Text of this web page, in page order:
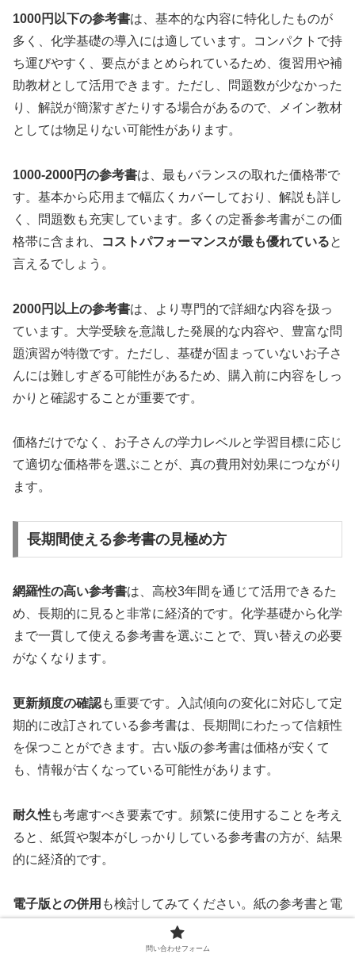
1000円以下の参考書は、基本的な内容に特化したものが
多く、化学基礎の導入には適しています。コンパクトで持
ち運びやすく、要点がまとめられているため、復習用や補
助教材として活用できます。ただし、問題数が少なかった
り、解説が簡潔すぎたりする場合があるので、メイン教材
としては物足りない可能性があります。
1000-2000円の参考書は、最もバランスの取れた価格帯で
す。基本から応用まで幅広くカバーしており、解説も詳し
く、問題数も充実しています。多くの定番参考書がこの価
格帯に含まれ、
コストパフォーマンスが最も優れていると
言えるでしょう。
2000円以上の参考書は、より専門的で詳細な内容を扱っ
ています。大学受験を意識した発展的な内容や、豊富な問
題演習が特徴です。ただし、基礎が固まっていないお子さ
んには難しすぎる可能性があるため、購入前に内容をしっ
かりと確認することが重要です。
価格だけでなく、お子さんの学力レベルと学習目標に応じ
て適切な価格帯を選ぶことが、真の費用対効果につながり
ます。
長期間使える参考書の見極め方
網羅性の高い参考書は、高校3年間を通じて活用できるた
め、長期的に見ると非常に経済的です。化学基礎から化学
まで一貫して使える参考書を選ぶことで、買い替えの必要
がなくなります。
更新頻度の確認も重要です。入試傾向の変化に対応して定
期的に改訂されている参考書は、長期間にわたって信頼性
を保つことができます。古い版の参考書は価格が安くて
も、情報が古くなっている可能性があります。
耐久性も考慮すべき要素です。頻繁に使用することを考え
ると、紙質や製本がしっかりしている参考書の方が、結果
的に経済的です。
電子版との併用 も検討してみてください。紙の参考書と電
子版がセットになっている場合、外出先でも学習でき、利
便性が大幅に向上します。問い合わせフォーム